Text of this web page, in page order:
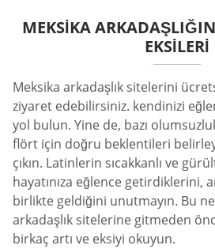
MEKSIKA
EKSILERI
Meksika arkadaşlık sitelerini
ziyaret edebilirsiniz. kendinizi
yol bulun. Yine de, bazı
flört için doğru beklentileri
çıkın. Latinlerin sıcakkanlı ve
hayatınıza eğlence getirdiklerini,
birlikte geldiğini unutmayın. Bu
arkadaşlık sitelerine gitmeden
birkaç artı ve eksiyi okuyun.